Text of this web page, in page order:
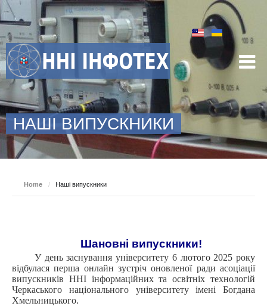
НАШІ ВИПУСКНИКИ
Home / Наші випускники
Шановні випускники!
У день заснування університету 6 лютого 2025 року
відбулася перша онлайн зустріч оновленої ради асоціації
випускників ННІ інформаційних та освітніх технологій
Черкаського національного університету імені Богдана
Хмельницького.